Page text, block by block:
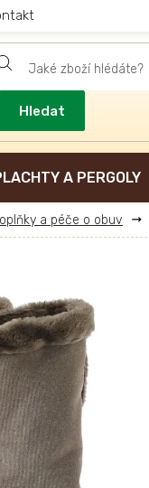
Hledat
A PERGOLY
a péče o obuv